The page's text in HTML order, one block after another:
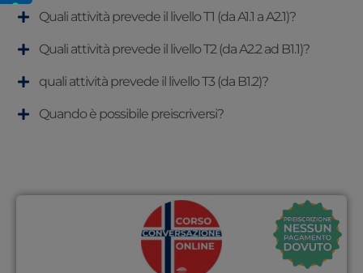
Quali attività prevede il livello T1 (da A1.1 a A2.1)?
Quali attività prevede il livello T2 (da A2.2 ad B1.1)?
quali attività prevede il livello T3 (da B1.2)?
Quando è possibile preiscriversi?